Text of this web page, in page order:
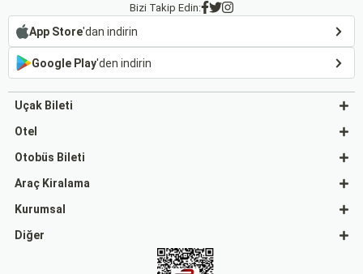
Bizi Takip Edin:
App Store'dan indirin
Google Play'den indirin
Uçak Bileti
Otel
Otobüs Bileti
Araç Kiralama
Kurumsal
Diğer